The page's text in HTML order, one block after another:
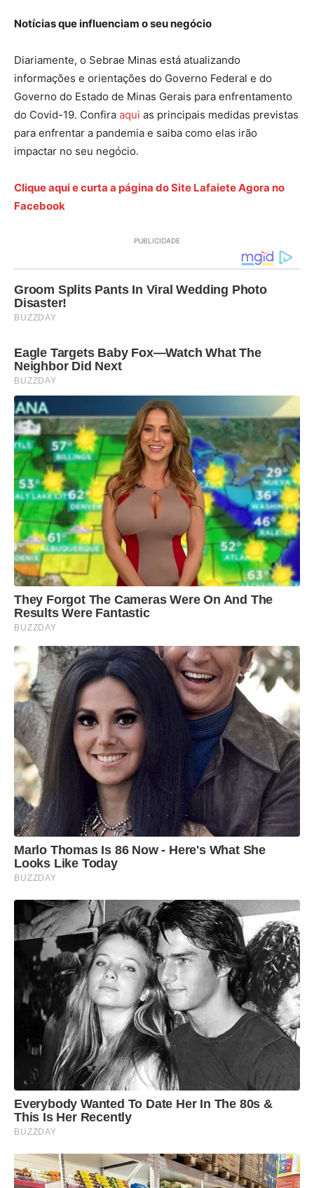
Notícias que influenciam o seu negócio
Diariamente, o Sebrae Minas está atualizando
informações e orientações do Governo Federal e do
Governo do Estado de Minas Gerais para enfrentamento
do Covid-19. Confira aqui as principais medidas previstas
para enfrentar a pandemia e saiba como elas irão
impactar no seu negócio.
Clique aqui e curta a página do Site Lafaiete Agora no
Facebook
PUBLICIDADE